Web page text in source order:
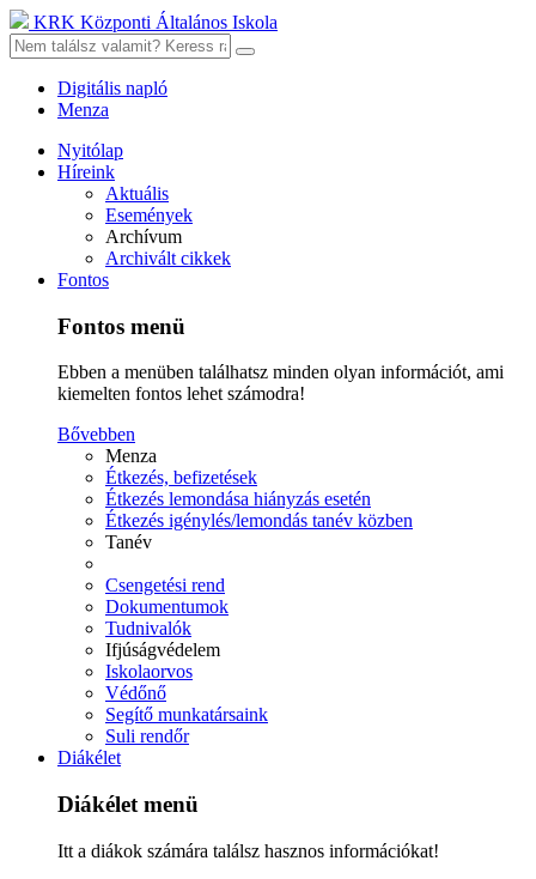
KRK Központi Általános Iskola
Digitális napló
Menza
Nyitólap
Híreink
Aktuális
Események
Archívum
Archivált cikkek
Fontos
Fontos menü
Ebben a menüben találhatsz minden olyan információt, ami
kiemelten fontos lehet számodra!
Bővebben
Menza
Étkezés, befizetések
Étkezés lemondása hiányzás esetén
Étkezés igénylés/lemondás tanév közben
Tanév
Csengetési rend
Dokumentumok
Tudnivalók
Ifjúságvédelem
Iskolaorvos
Védőnő
Segítő munkatársaink
Suli rendőr
Diákélet
Diákélet menü
Itt a diákok számára találsz hasznos információkat!